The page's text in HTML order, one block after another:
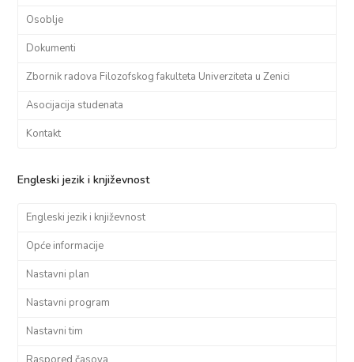
Osoblje
Dokumenti
Zbornik radova Filozofskog fakulteta Univerziteta u Zenici
Asocijacija studenata
Kontakt
Engleski jezik i književnost
Engleski jezik i književnost
Opće informacije
Nastavni plan
Nastavni program
Nastavni tim